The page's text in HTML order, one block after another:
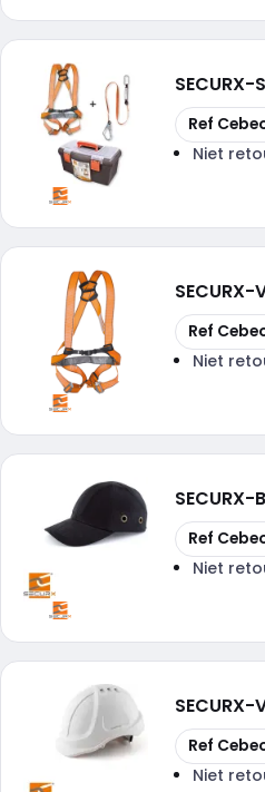
SECURX-
Kopiëren
Ref
Niet
SECURX-
Kopiëren
Ref
Niet
SECURX-
Kopiëren
Ref
Niet
SECURX-
Kopiëren
Ref
Niet